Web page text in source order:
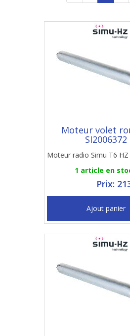
Moteur volet
SI2006372
Moteur radio Simu T6
1 article en
Prix:
Ajout panier